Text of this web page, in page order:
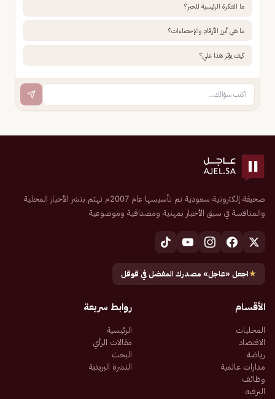
ما الفكرة الرئيسية للخبر؟
ما هي أبرز الأرقام والإحصاءات؟
كيف يؤثر هذا علي؟
صحيفة إلكترونية سعودية تم تأسيسها عام 2007م تهتم بنشر الأخبار المحلية
والمنافسة في سبق الأخبار بمهنية ومصداقية وموضوعية
★اجعل «عاجل» مصدرك المفضل في قوقل
الأقسام
المحليات
الاقتصاد
رياضة
مدارات عالمية
وظائف
الترفيه
روابط سريعة
الرئيسية
مقالات الرأي
البحث
النشرة البريدية